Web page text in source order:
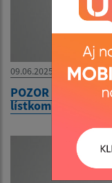
09.06.2025
POZOR - ako
lístkom